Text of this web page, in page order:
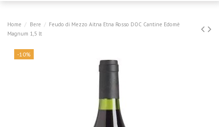
Home Bere
Feudo di Mezzo Aitna Etna Rosso DOC Cantine Edomè
Magnum 1,5 lt
-10%